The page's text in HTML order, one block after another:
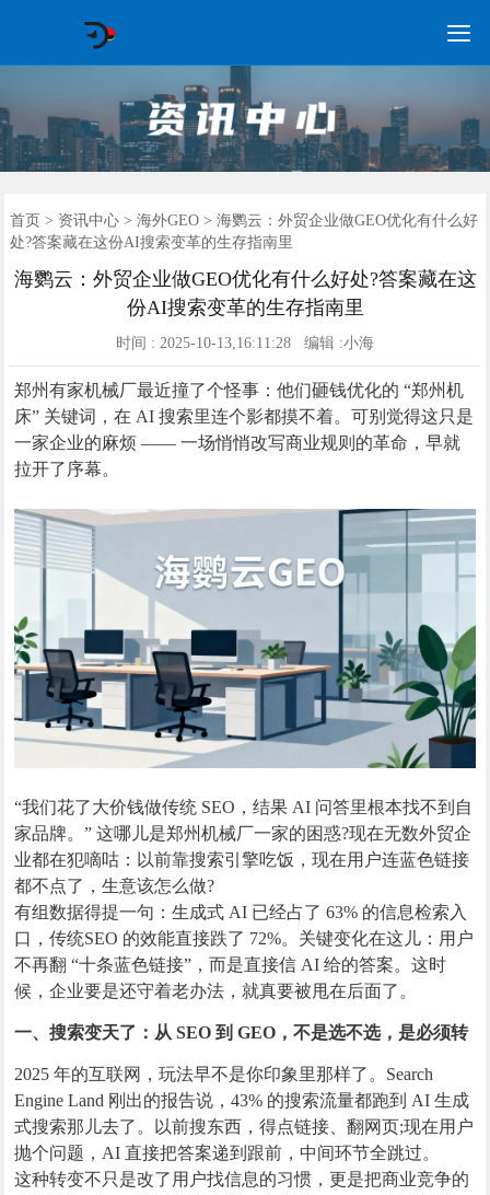

首页
GEO常见问题
GEO优化
海外GEO
网络营销
企业培训
软件开发
政策申报
资讯中心
关于我们
首页 > 资讯中心> 海外GEO> 海鹦云：外贸企业做GEO优化有什么好
处?答案藏在这份AI搜索变革的生存指南里
海鹦云：外贸企业做GEO优化有什么好处?答案藏在这
份AI搜索变革的生存指南里
时间 : 2025-10-13,16:11:28 编辑 :小海
郑州有家机械厂最近撞了个怪事：他们砸钱优化的 “郑州机
床” 关键词，在 AI 搜索里连个影都摸不着。可别觉得这只是
一家企业的麻烦 —— 一场悄悄改写商业规则的革命，早就
拉开了序幕。
“我们花了大价钱做传统 SEO，结果 AI 问答里根本找不到自
家品牌。” 这哪儿是郑州机械厂一家的困惑?现在无数外贸企
业都在犯嘀咕：以前靠搜索引擎吃饭，现在用户连蓝色链接
都不点了，生意该怎么做?
有组数据得提一句：生成式 AI 已经占了 63% 的信息检索入
口，传统SEO 的效能直接跌了 72%。关键变化在这儿：用户
不再翻 “十条蓝色链接”，而是直接信 AI 给的答案。这时
候，企业要是还守着老办法，就真要被甩在后面了。
一、搜索变天了：从 SEO 到 GEO，不是选不选，是必须转
2025 年的互联网，玩法早不是你印象里那样了。Search
Engine Land 刚出的报告说，43% 的搜索流量都跑到 AI 生成
式搜索那儿去了。以前搜东西，得点链接、翻网页;现在用户
抛个问题，AI 直接把答案递到跟前，中间环节全跳过。
这种转变不只是改了用户找信息的习惯，更是把商业竞争的